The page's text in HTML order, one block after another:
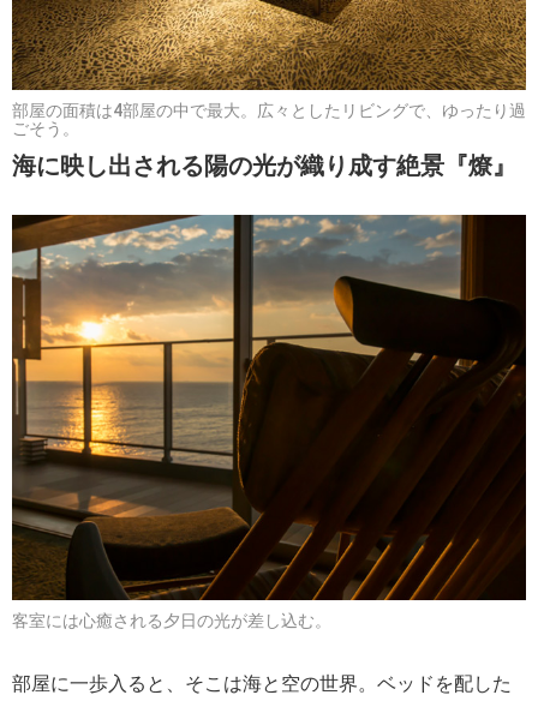
部屋の面積は4部屋の中で最大。広々としたリビングで、ゆったり過
ごそう。
海に映し出される陽の光が織り成す絶景『燎』
客室には心癒される夕日の光が差し込む。
部屋に一歩入ると、そこは海と空の世界。ベッドを配した